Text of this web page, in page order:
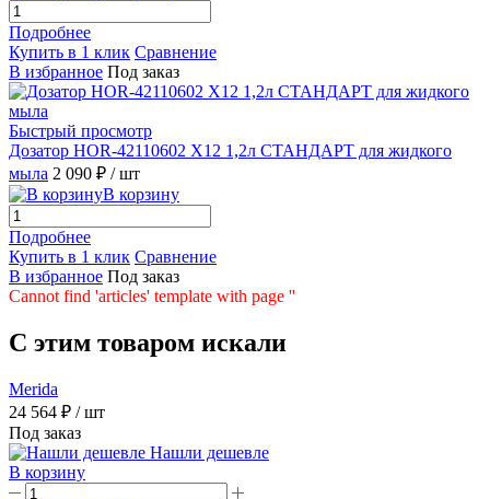
Подробнее
Купить в 1 клик Сравнение
В избранное Под заказ
Быстрый просмотр
Дозатор HOR-42110602 X12 1,2л СТАНДАРТ для жидкого
мыла 2 090 ₽ / шт
В корзину
Подробнее
Купить в 1 клик Сравнение
В избранное Под заказ
Cannot find 'articles' template with page ''
C этим товаром искали
Merida
24 564 ₽ / шт
Под заказ
Нашли дешевле
В корзину